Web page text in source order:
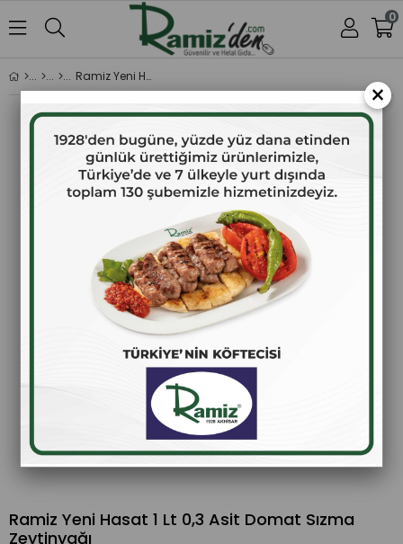
0
Ramiz Yeni Hasat 1 Lt 0,3 Asit Domat Sızma Zeytinyağı
Ramiz Yeni Hasat 1 Lt 0,3 Asit Domat Sızma
Zeytinyağı
×